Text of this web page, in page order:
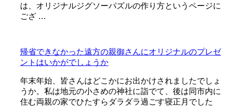
は、オリジナルジグソーパズルの作り方というページに
ござ …
帰省できなかった遠方の親御さんにオリジナルのプレゼ
ントはいかがでしょうか
年末年始、皆さんはどこかにお出かけされましたでしょ
うか。私は地元の小さめの神社に詣でて、後は同市内に
住む両親の家でひたすらダラダラ過ごす寝正月でした